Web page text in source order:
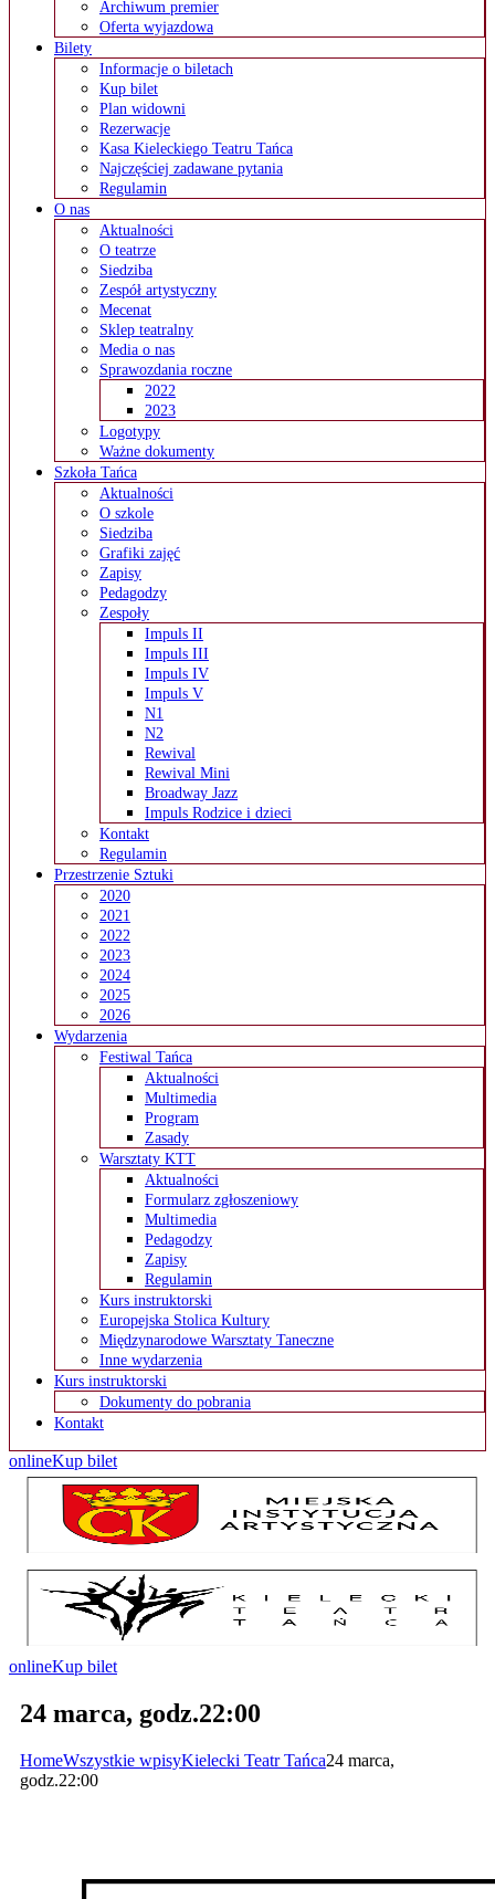
Archiwum premier
Oferta wyjazdowa
Bilety
Informacje o biletach
Kup bilet
Plan widowni
Rezerwacje
Kasa Kieleckiego Teatru Tańca
Najczęściej zadawane pytania
Regulamin
O nas
Aktualności
O teatrze
Siedziba
Zespół artystyczny
Mecenat
Sklep teatralny
Media o nas
Sprawozdania roczne
2022
2023
Logotypy
Ważne dokumenty
Szkoła Tańca
Aktualności
O szkole
Siedziba
Grafiki zajęć
Zapisy
Pedagodzy
Zespoły
Impuls II
Impuls III
Impuls IV
Impuls V
N1
N2
Rewival
Rewival Mini
Broadway Jazz
Impuls Rodzice i dzieci
Kontakt
Regulamin
Przestrzenie Sztuki
2020
2021
2022
2023
2024
2025
2026
Wydarzenia
Festiwal Tańca
Aktualności
Multimedia
Program
Zasady
Warsztaty KTT
Aktualności
Formularz zgłoszeniowy
Multimedia
Pedagodzy
Zapisy
Regulamin
Kurs instruktorski
Europejska Stolica Kultury
Międzynarodowe Warsztaty Taneczne
Inne wydarzenia
Kurs instruktorski
Dokumenty do pobrania
Kontakt
onlineKup bilet
onlineKup bilet
24 marca, godz.22:00
HomeWszystkie wpisyKielecki Teatr Tańca24 marca,
godz.22:00